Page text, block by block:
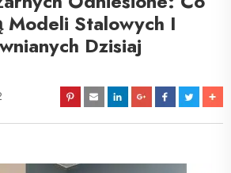
Modeli Stalowych I
Dzisiaj